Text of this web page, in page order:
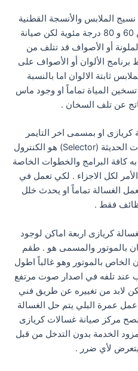
الملابس والأنسجة القطنية
البيضاء تحتاج لدرجة حرارة بين 60 و 80 درجة مئوية لكن صيانة
أو الأصواف قد تتلف من
برنامج الألوان أو الأصواف على
بين 40 و 50 . للملابس ثابتة الالوان اما بالنسبة
المياة تماماً او وجود ماس
عن تلف السخان .
كريازى او بمسمى اخر التايمر
(timer) أو السيلكتور في الغسالات الحديثة (Selector) هو الكنترول
كافة البرامج والخطوات الخاصة
لكل الاجزاء . لكي تعمل في
الغسالة تماماً او يحدث خلل
فقط .
كريازى اربعة اماكن لوجود
بالموتور والمسمى هو . طقم
الخاص بالموتور وهو غالباً اطول
عند تلفه في اصدار صوت مرتفع
لابد من تغييره عن طريق فني
عمرة البلي يتم حل الغسالة
مركز صيانة غسالات كريازى
الخدمة بدون التدخل من قبل
يتعرض لأي ضرر .